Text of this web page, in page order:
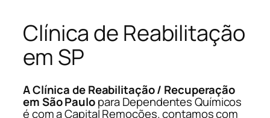
Clínica de Reabilitação
em SP
A Clínica de Reabilitação / Recuperação
em São Paulopara Dependentes Químicos
é com a Capital Remoções. contamos com